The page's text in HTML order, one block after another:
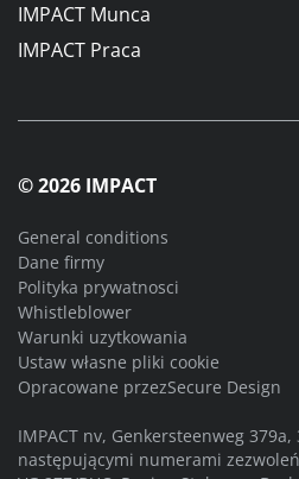
IMPACT Munca
IMPACT Praca
© 2026 IMPACT
General conditions
Dane firmy
Polityka prywatnosci
Whistleblower
Warunki uzytkowania
Ustaw własne pliki cookie
Opracowane przezSecure Design
IMPACT nv, Genkersteenweg 379a,
następującymi numerami